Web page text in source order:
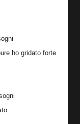
ho gridato forte